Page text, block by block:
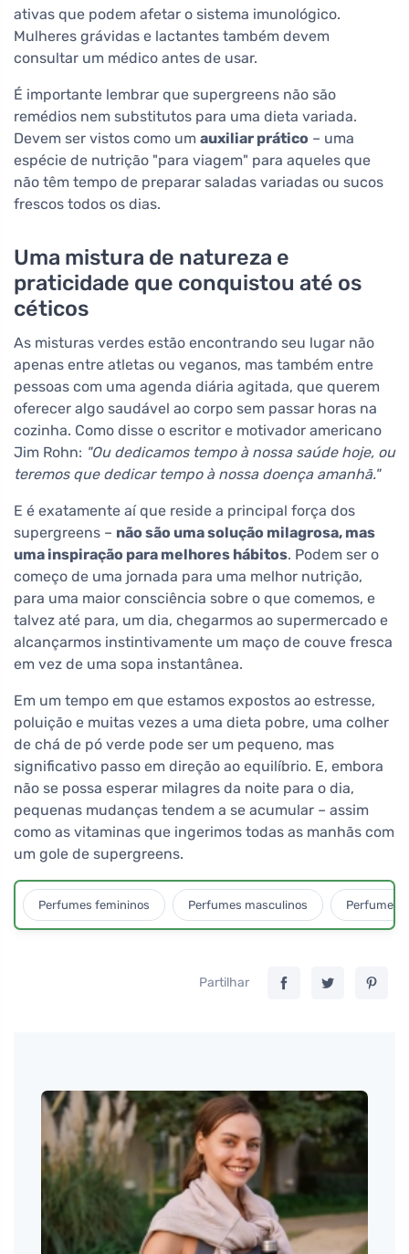
ativas que podem afetar o sistema imunológico.
Mulheres grávidas e lactantes também devem
consultar um médico antes de usar.
É importante lembrar que supergreens não são
remédios nem substitutos para uma dieta variada.
Devem ser vistos como um auxiliar prático – uma
espécie de nutrição "para viagem" para aqueles que
não têm tempo de preparar saladas variadas ou sucos
frescos todos os dias.
Uma mistura de natureza e
praticidade que conquistou até os
céticos
As misturas verdes estão encontrando seu lugar não
apenas entre atletas ou veganos, mas também entre
pessoas com uma agenda diária agitada, que querem
oferecer algo saudável ao corpo sem passar horas na
cozinha. Como disse o escritor e motivador americano
Jim Rohn: "Ou dedicamos tempo à nossa saúde hoje, ou
teremos que dedicar tempo à nossa doença amanhã."
E é exatamente aí que reside a principal força dos
supergreens – não são uma solução milagrosa, mas
uma inspiração para melhores hábitos. Podem ser o
começo de uma jornada para uma melhor nutrição,
para uma maior consciência sobre o que comemos, e
talvez até para, um dia, chegarmos ao supermercado e
alcançarmos instintivamente um maço de couve fresca
em vez de uma sopa instantânea.
Em um tempo em que estamos expostos ao estresse,
poluição e muitas vezes a uma dieta pobre, uma colher
de chá de pó verde pode ser um pequeno, mas
significativo passo em direção ao equilíbrio. E, embora
não se possa esperar milagres da noite para o dia,
pequenas mudanças tendem a se acumular – assim
como as vitaminas que ingerimos todas as manhãs com
um gole de supergreens.
Perfumes femininos Perfumes masculinos Perfumes
Partilhar